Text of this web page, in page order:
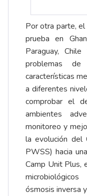
Por otra parte,
prueba en
Paraguay,
problemas
características
a diferentes
comprobar el
ambientes
monitoreo y
la evolución del
PWSS) hacia
Camp Unit Plus,
ósmosis inversa